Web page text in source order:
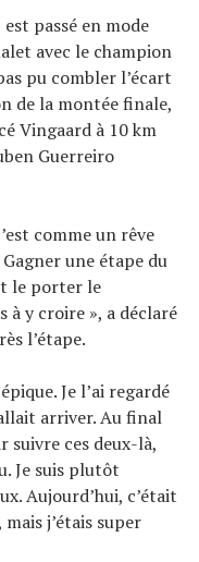
passé en mode
avec le champion
pu combler l’écart
de la montée finale,
Vingaard à 10 km
Guerreiro
comme un rêve
une étape du
le porter le
à y croire », a déclaré
l’étape.
Je l’ai regardé
arriver. Au final
suivre ces deux-là,
Je suis plutôt
Aujourd’hui, c’était
j’étais super